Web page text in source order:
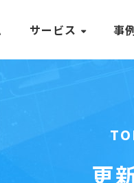
サービス 事
更